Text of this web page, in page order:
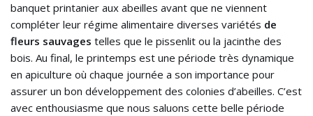
banquet printanier aux abeilles avant que ne viennent
compléter leur régime alimentaire diverses variétés de
fleurs sauvages telles que le pissenlit ou la jacinthe des
bois. Au final, le printemps est une période très dynamique
en apiculture où chaque journée a son importance pour
assurer un bon développement des colonies d’abeilles. C’est
avec enthousiasme que nous saluons cette belle période